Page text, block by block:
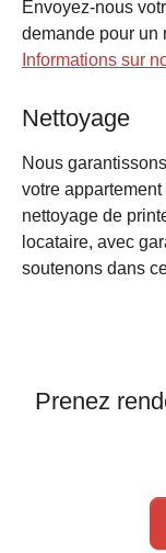
Envoyez-nous
demande pour un
Informations sur
Nettoyage
Nous
votre
nettoyage de
locataire, avec
soutenons dans
Prenez